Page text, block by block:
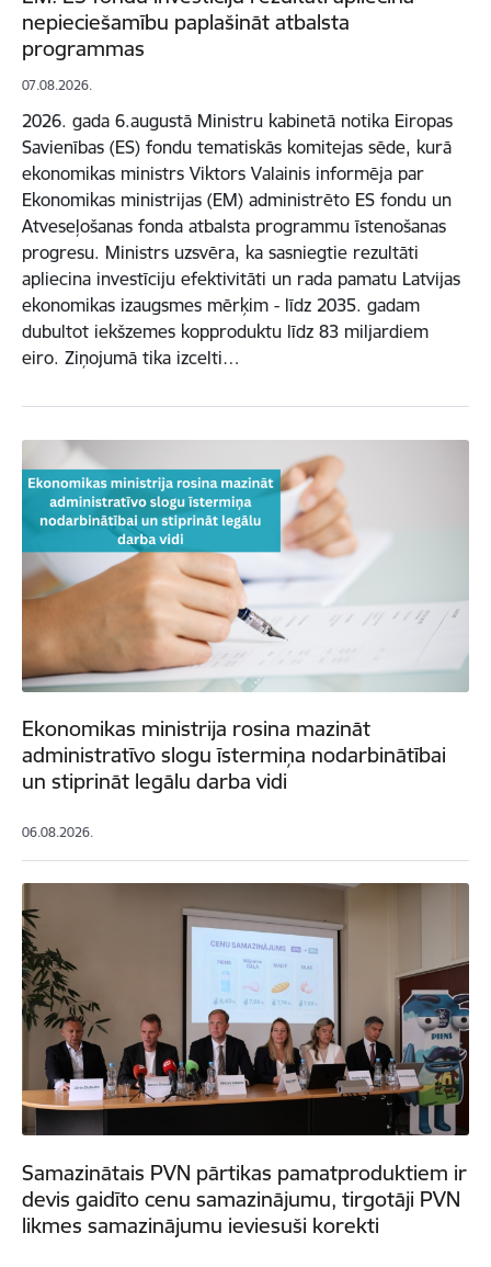
nepieciešamību paplašināt atbalsta
programmas
07.08.2026.
2026. gada 6.augustā Ministru kabinetā notika Eiropas
Savienības (ES) fondu tematiskās komitejas sēde, kurā
ekonomikas ministrs Viktors Valainis informēja par
Ekonomikas ministrijas (EM) administrēto ES fondu un
Atveseļošanas fonda atbalsta programmu īstenošanas
progresu. Ministrs uzsvēra, ka sasniegtie rezultāti
apliecina investīciju efektivitāti un rada pamatu Latvijas
ekonomikas izaugsmes mērķim - līdz 2035. gadam
dubultot iekšzemes kopproduktu līdz 83 miljardiem
eiro. Ziņojumā tika izcelti…
Ekonomikas ministrija rosina mazināt
administratīvo slogu īstermiņa nodarbinātībai
un stiprināt legālu darba vidi
06.08.2026.
Samazinātais PVN pārtikas pamatproduktiem ir
devis gaidīto cenu samazinājumu, tirgotāji PVN
likmes samazinājumu ieviesuši korekti